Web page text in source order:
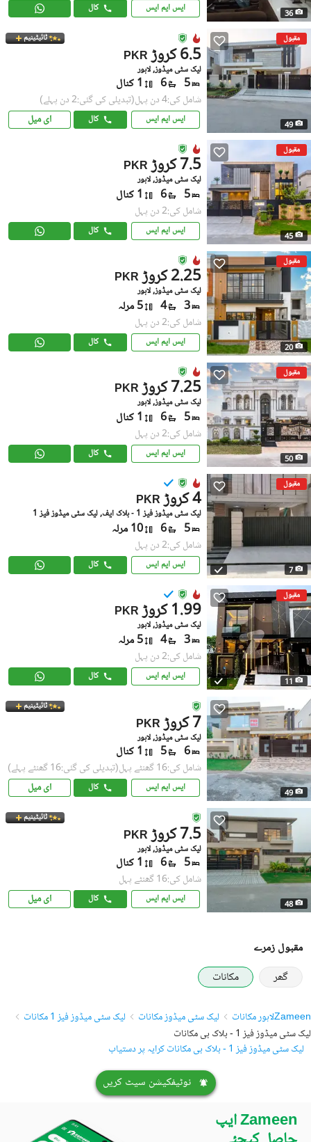
36 ایس ایم ایس کال
مقبول
49
ٹائیٹینیم
PKR 6.5 کروڑ
لیک سٹی میڈوز, لاہور
5
6 1 کنال
شامل کی:4 دن پہل (تبدیلی کی گئی:2 دن پہلے)
ایس ایم ایس کال ای میل
مقبول
45
PKR 7.5 کروڑ
لیک سٹی میڈوز, لاہور
5
6 1 کنال
شامل کی:2 دن پہل
ایس ایم ایس کال
مقبول
20
PKR 2.25 کروڑ
لیک سٹی میڈوز, لاہور
3
4 5 مرلہ
شامل کی:2 دن پہل
ایس ایم ایس کال
مقبول
50
PKR 7.25 کروڑ
لیک سٹی میڈوز, لاہور
5
6 1 کنال
شامل کی:2 دن پہل
ایس ایم ایس کال
مقبول
7
PKR 4 کروڑ
لیک سٹی میڈوز فیز 1 - بلاک ایف, لیک سٹی میڈوز فیز 1
5
6 10 مرلہ
شامل کی:2 دن پہل
ایس ایم ایس کال
مقبول
11
PKR 1.99 کروڑ
لیک سٹی میڈوز, لاہور
3
4 5 مرلہ
شامل کی:2 دن پہل
ایس ایم ایس کال
49
ٹائیٹینیم
PKR 7 کروڑ
لیک سٹی میڈوز, لاہور
6
5 1 کنال
شامل کی:16 گھنٹے پہل (تبدیلی کی گئی:16 گھنٹے پہلے)
ایس ایم ایس کال ای میل
48
ٹائیٹینیم
PKR 7.5 کروڑ
لیک سٹی میڈوز, لاہور
5
6 1 کنال
شامل کی:16 گھنٹے پہل
ایس ایم ایس کال ای میل
مقبول زمرے
گھر
مکانات
Zameenلاہور مکانات لیک سٹی میڈوز مکانات
لیک سٹی میڈوز فیز 1 مکانات
لیک سٹی میڈوز فیز 1 - بلاک بی مکانات
لیک سٹی میڈوز فیز 1 - بلاک بی مکانات کرایہ پر دستیاب
نوٹیفکیشن سیٹ کریں
Zameen ایپ